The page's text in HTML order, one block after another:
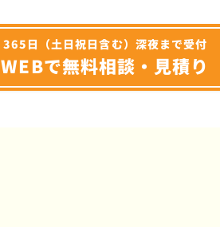
365日（土日祝日含む）深夜まで受付
WEBで無料相談・見積り